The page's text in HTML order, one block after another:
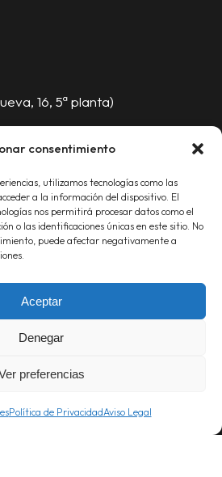
consentimiento
utilizamos tecnologías como las
a la información del dispositivo. El
nos permitirá procesar datos como el
o las identificaciones únicas en este sitio. No
puede afectar negativamente a
Aceptar
Denegar
preferencias
Política de PrivacidadAviso Legal
16, 5ª planta)